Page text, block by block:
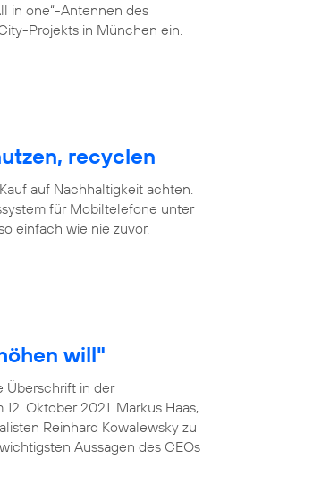
in one“-Antennen des
Projekts in München ein.
recyclen
auf Nachhaltigkeit achten.
für Mobiltelefone unter
einfach wie nie zuvor.
will"
Überschrift in der
Oktober 2021. Markus Haas,
Reinhard Kowalewsky zu
Aussagen des CEOs